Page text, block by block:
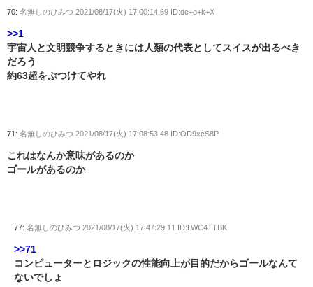
70: 名無しのひみつ 2021/08/17(火) 17:00:14.69 ID:dc+o+k+X
>>1
宇宙人と文明競争するときには人類の代表としてスイスが出るべき
だろう
約63超をぶつけてやれ
71: 名無しのひみつ 2021/08/17(火) 17:08:53.48 ID:OD9xcS8P
これはなんか意味があるのか
ゴールがあるのか
77: 名無しのひみつ 2021/08/17(火) 17:47:29.11 ID:LWC4TTBK
>>71
コンピューターとロジックの性能向上が目的だからゴールなんて
ないでしょ